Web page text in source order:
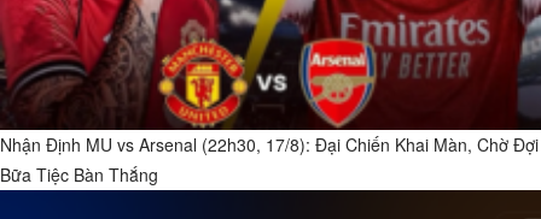
Nhận Định MU vs Arsenal (22h30, 17/8): Đại Chiến Khai Màn, Chờ Đợi
Bữa Tiệc Bàn Thắng